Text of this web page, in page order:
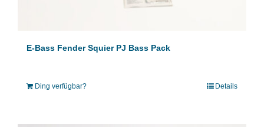
E-Bass Fender Squier PJ Bass Pack
Ding verfügbar? Details